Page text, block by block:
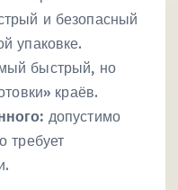
и безопасный
упаковке.
быстрый, но
краёв.
допустимо
требует